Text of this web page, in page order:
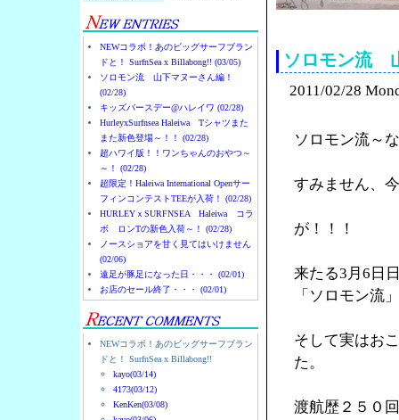
NEWコラボ！あのビッグサーフブラン
ドと！ SurfnSea x Billabong!! (03/05)
ソロモン流 山下マヌーさん編！
(02/28)
キッズバースデー@ハレイワ (02/28)
HurleyxSurfnsea Haleiwa Tシャツまた
また新色登場～！！ (02/28)
超ハワイ版！！ワンちゃんのおやつ～
～！ (02/28)
超限定！Haleiwa International Openサー
フィンコンテストTEEが入荷！ (02/28)
HURLEYｘSURFNSEA Haleiwa コラ
ボ ロンTの新色入荷～！ (02/28)
ノースショアを甘く見てはいけません
(02/06)
遠足が豚足になった日・・・ (02/01)
お店のセール終了・・・ (02/01)
NEWコラボ！あのビッグサーフブラン
ドと！ SurfnSea x Billabong!!
kayo(03/14)
4173(03/12)
KenKen(03/08)
ソロモン流
2011/02/28
ソロモン流～
すみません、
が！！！
来たる3月6日
「ソロモン流
そして実はお
た。
渡航歴２５０